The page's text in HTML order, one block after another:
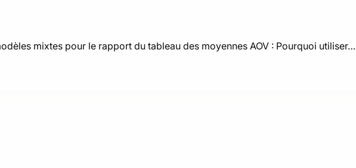
mixtes pour le rapport du tableau des moyennes AOV : Pourquoi utiliser…